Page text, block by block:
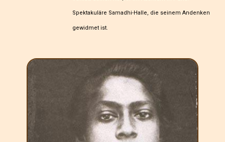
Spektakuläre Samadhi-Halle, die seinem Andenken
gewidmet ist.